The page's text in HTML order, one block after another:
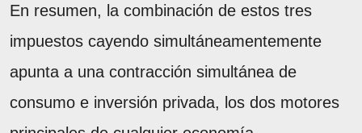
En resumen, la combinación de estos tres
impuestos cayendo simultáneamentemente
apunta a una contracción simultánea de
consumo e inversión privada, los dos motores